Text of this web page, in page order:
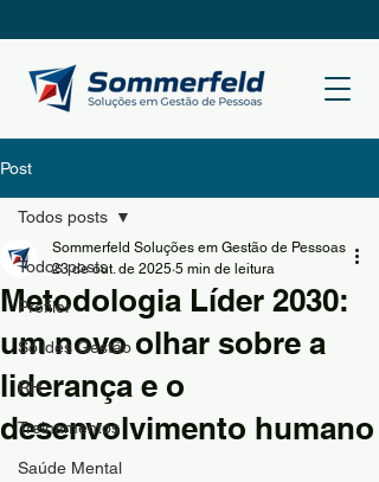
Post
Todos posts
Profiler
Sólides Gestão
RH
Treinamentos
Saúde Mental
Todos posts
Metodologia Líder 2030:
um novo olhar sobre a
liderança e o
desenvolvimento humano
Sommerfeld Soluções em Gestão de Pessoas
23 de out. de 2025 5 min de leitura